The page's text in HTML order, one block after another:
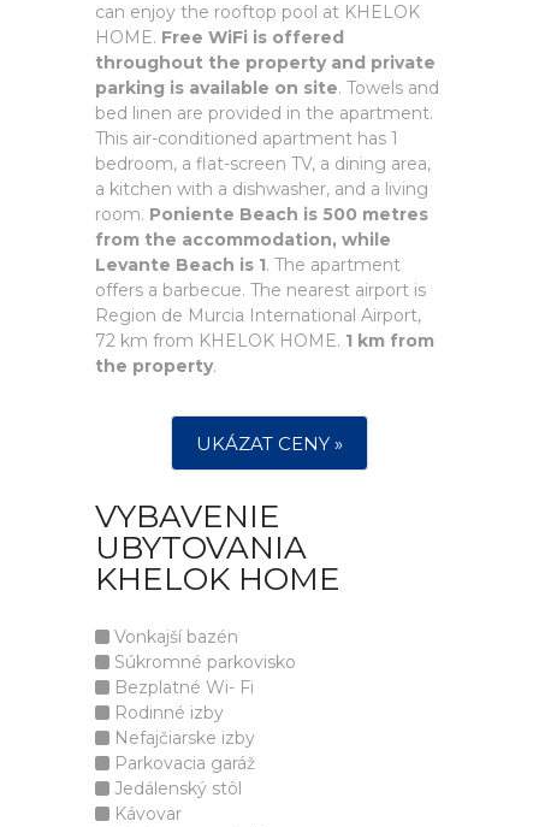
can enjoy the rooftop pool at KHELOK
HOME. Free WiFi is offered
throughout the property and private
parking is available on site. Towels and
bed linen are provided in the apartment.
This air-conditioned apartment has 1
bedroom, a flat-screen TV, a dining area,
a kitchen with a dishwasher, and a living
room. Poniente Beach is 500 metres
from the accommodation, while
Levante Beach is 1. The apartment
offers a barbecue. The nearest airport is
Region de Murcia International Airport,
72 km from KHELOK HOME. 1 km from
the property.
UKÁZAT CENY »
VYBAVENIE
UBYTOVANIA
KHELOK HOME
Vonkajší bazén
Súkromné parkovisko
Bezplatné Wi- Fi
Rodinné izby
Nefajčiarske izby
Parkovacia garáž
Jedálenský stôl
Kávovar